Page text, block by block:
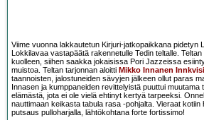
Viime vuonna lakkautetun Kirjuri-jatkopaikkana pidetyn
Lokkilavaa vastapäätä rakennetulle Tedin teltalle.
kuolleen, siihen saakka jokaisissa Pori Jazzeissa
muistoa. Teltan tarjonnan aloitti Mikko Innanen
taannoisten, jalostuneiden sävyjen jälkeen ollut paras
Innasen ja kumppaneiden revittelyistä puuttui
elämästä, jota ei ole vielä ehtinyt kertyä tarpeeksi.
nauttimaan keikasta tabula rasa -pohjalta. Vieraat kotiin
putsaus pulloharjalla, lähtökohtana forte fortissimo!